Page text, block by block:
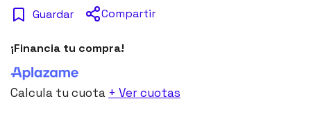
Guardar Compartir
¡Financia tu compra!
Calcula tu cuota + Ver cuotas